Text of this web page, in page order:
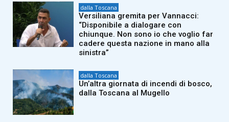
dalla Toscana
Versiliana gremita per Vannacci:
“Disponibile a dialogare con
chiunque. Non sono io che voglio far
cadere questa nazione in mano alla
sinistra”
dalla Toscana
Un’altra giornata di incendi di bosco,
dalla Toscana al Mugello